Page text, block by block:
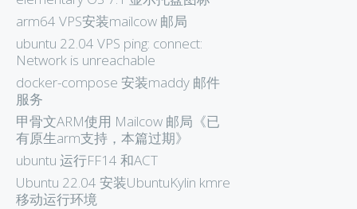
arm64 VPS安装mailcow 邮局
ubuntu 22.04 VPS ping: connect:
Network is unreachable
docker-compose 安装maddy 邮件
服务
甲骨文ARM使用 Mailcow 邮局《已
有原生arm支持，本篇过期》
ubuntu 运行FF14 和ACT
Ubuntu 22.04 安装UbuntuKylin kmre
移动运行环境